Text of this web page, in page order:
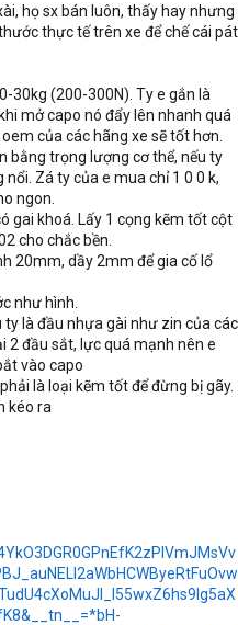
họ sx bán luôn, thấy hay nhưng
thực tế trên xe để chế cái pát
30kg (200-300N). Ty e gắn là
mở capo nó đẩy lên nhanh quá
của các hãng xe sẽ tốt hơn.
bằng trọng lượng cơ thể, nếu ty
Zá ty của e mua chỉ 1 0 0 k,
ngon.
gai khoá. Lấy 1 cọng kẽm tốt cột
cho chắc bền.
20mm, dầy 2mm để gia cố lổ
như hình.
ty là đầu nhựa gài như zin của các
2 đầu sắt, lực quá mạnh nên e
vào capo
là loại kẽm tốt để đừng bị gãy.
kéo ra